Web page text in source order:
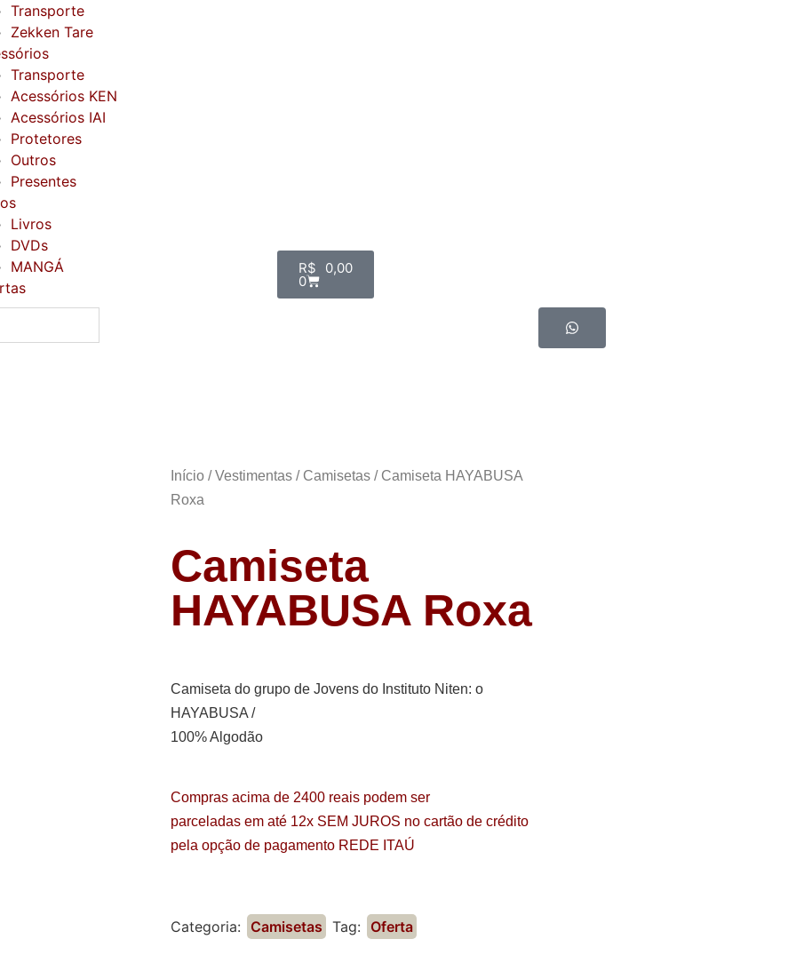
Transporte
Zekken Tare
Transporte
Acessórios KEN
Acessórios IAI
Protetores
Outros
Presentes
Livros
DVDs
MANGÁ
R$ 0,00
0
Início /Vestimentas / Camisetas / Camiseta HAYABUSA
Roxa
Camiseta
HAYABUSA Roxa
Camiseta do grupo de Jovens do Instituto Niten: o
HAYABUSA /
100% Algodão
Compras acima de 2400 reais podem ser
parceladas em até 12x SEM JUROS no cartão de crédito
pela opção de pagamento REDE ITAÚ
Categoria: Camisetas Tag: Oferta